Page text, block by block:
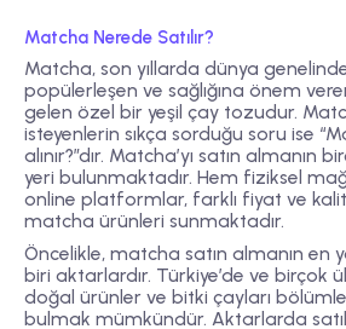
Matcha Nerede Satılır?
Matcha, son yıllarda dünya
popülerleşen ve sağlığına önem
gelen özel bir yeşil çay tozudur.
isteyenlerin sıkça sorduğu soru ise
alınır?”dır. Matcha’yı satın almanın
yeri bulunmaktadır. Hem fiziksel
online platformlar, farklı fiyat ve
matcha ürünleri sunmaktadır.
Öncelikle, matcha satın almanın en
biri aktarlardır. Türkiye’de ve birçok
doğal ürünler ve bitki çayları
bulmak mümkündür. Aktarlarda